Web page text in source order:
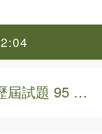
屆試題 95 折